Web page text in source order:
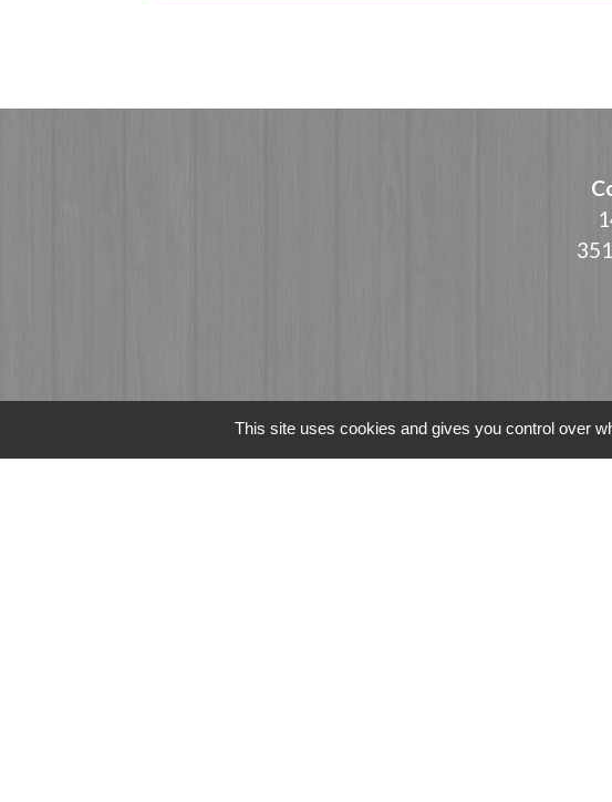
Liens
This site uses cookies and gives you control over